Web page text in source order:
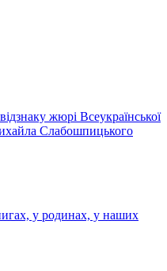
жюрі Всеукраїнської
Слабошпицького
у родинах, у наших